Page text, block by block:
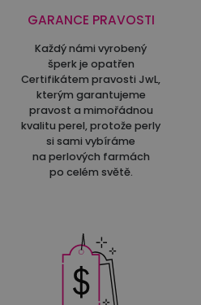
GARANCE PRAVOSTI
Každý námi vyrobený
šperk je opatřen
Certifikátem pravosti JwL,
kterým garantujeme
pravost a mimořádnou
kvalitu perel, protože perly
si sami vybíráme
na perlových farmách
po celém světě.